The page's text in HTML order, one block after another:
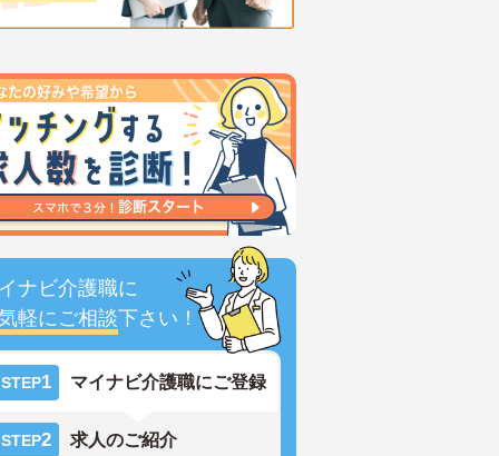
ナビ介護職に
軽にご相談下さい！
STEP1 マイナビ介護職にご登録
STEP2 求人のご紹介